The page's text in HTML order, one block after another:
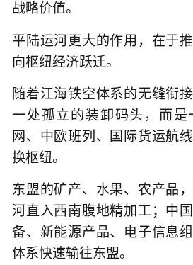
战略价值。
平陆运河更大的作用，在于
向枢纽经济跃迁。
随着江海铁空体系的无缝衔
一处孤立的装卸码头，而是
网、中欧班列、国际货运航
换枢纽。
东盟的矿产、水果、农产品
河直入西南腹地精加工；中
备、新能源产品、电子信息
体系快速输往东盟。